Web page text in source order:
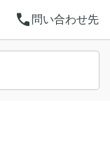
call 問い合わせ先